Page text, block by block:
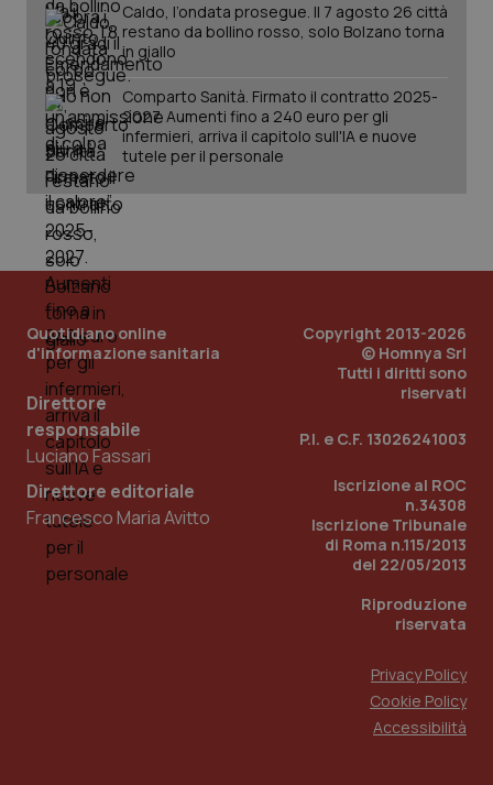
Caldo, l’ondata prosegue. Il 7 agosto 26 città
restano da bollino rosso, solo Bolzano torna
in giallo
Comparto Sanità. Firmato il contratto 2025-
2027. Aumenti fino a 240 euro per gli
infermieri, arriva il capitolo sull'IA e nuove
tutele per il personale
Quotidiano online
d'informazione sanitaria
Direttore
responsabile
Luciano Fassari
Direttore editoriale
Francesco Maria Avitto
Copyright 2013-2026
© Homnya Srl
Tutti i diritti sono
riservati
P.I. e C.F. 13026241003
Iscrizione al ROC
n.34308
Iscrizione Tribunale
di Roma n.115/2013
del 22/05/2013
Riproduzione
riservata
Privacy Policy
Cookie Policy
Accessibilità
_ga
Google LLC
.quotidianosanita.it
PHPSESSID